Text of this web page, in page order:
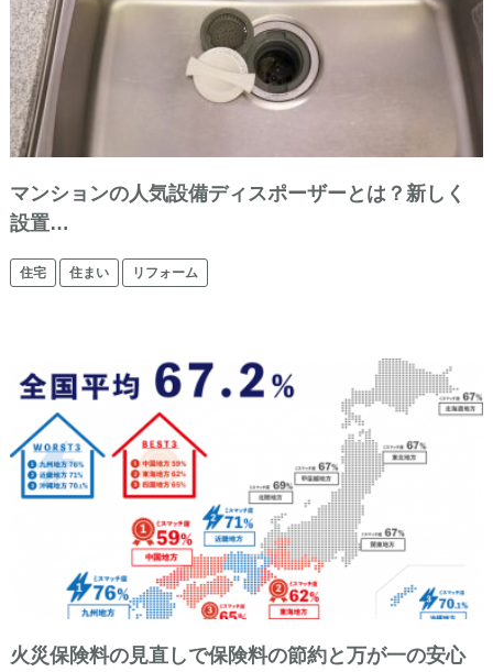
マンションの人気設備ディスポーザーとは？新しく
設置…
住宅 住まい リフォーム
火災保険料の見直しで保険料の節約と万が一の安心